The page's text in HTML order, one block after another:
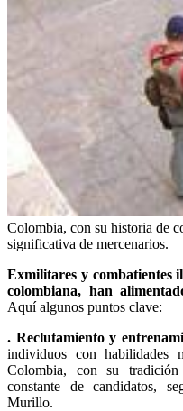
Colombia, con su historia de
significativa de mercenarios.
Exmilitares y combatientes
colombiana, han
Aquí algunos puntos clave:
. Reclutamiento y
individuos con habilidades
Colombia, con su
constante de candidatos,
Murillo.